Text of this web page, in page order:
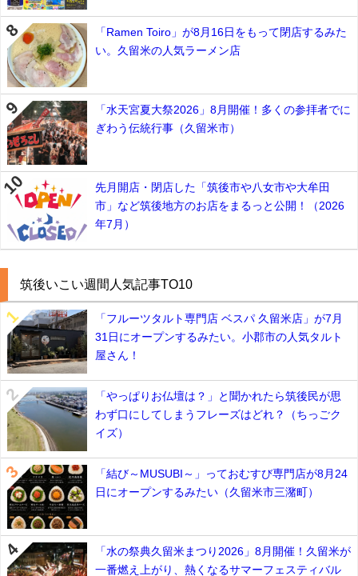
「Ramen Toiro」が8月16日をもって閉店するみた
い。久留米の人気ラーメン店
「水天宮夏大祭2026」8月開催！多くの参拝者でに
ぎわう伝統行事（久留米市）
先月開店・閉店した「筑後市や八女市や大牟田
市」など筑後地方のお店をまるっと公開！（2026
年7月）
筑後いこい週間人気記事TO10
「フルーツタルト専門店 ベスパ 久留米店」が7月
31日にオープンするみたい。小郡市の人気タルト
屋さん！
「やっぱりお仏壇は？」と聞かれたら筑後民が思
わず口にしてしまうフレーズはどれ？（ちっごク
イズ）
「結び～MUSUBI～」っておむすび専門店が8月24
日にオープンするみたい（久留米市三潴町）
「水の祭典久留米まつり2026」8月開催！久留米が
一番燃え上がり、熱くなるサマーフェスティバル